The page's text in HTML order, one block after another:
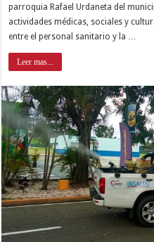
parroquia Rafael Urdaneta del
actividades médicas, sociales y
entre el personal sanitario y la …
Leer mas...